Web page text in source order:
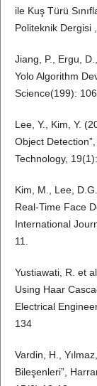
ile Kuş Türü
Politeknik Dergisi ,
Jiang, P., Ergu,
Yolo Algorithm
Science(199):
Lee, Y., Kim, Y.
Object
Technology,
Kim, M., Lee,
Real-Time Face
International
11.
Yustiawati, R. et
Using Haar
Electrical
134
Vardin, H.,
Bileşenleri”,